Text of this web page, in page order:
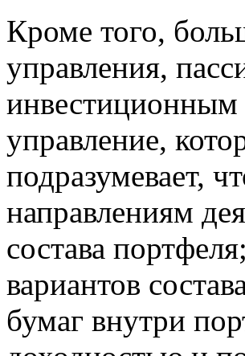
Кроме того,
управления,
инвестиционным
управление,
подразумевает,
направлениям
состава
вариантов
бумаг внутри